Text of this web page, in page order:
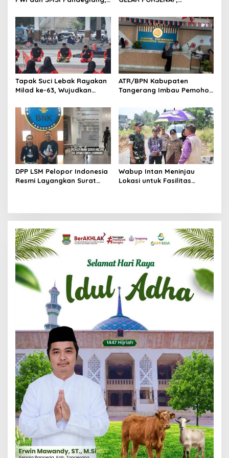
Konferensi Organisasi
DAN KEBERSAMAAN
Tapak Suci Lebak Rayakan
Milad ke-63, Wujudkan
Menuju Kancah Dunia
ATR/BPN Kabupaten
Tangerang Imbau Pemohon
Berkas Mandek
DPP LSM Pelopor Indonesia
Resmi Layangkan Surat
Wabup Intan Meninjau
Lokasi untuk Fasilitas